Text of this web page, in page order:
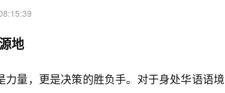
地
量，更是决策的胜负手。对于身处华语语境